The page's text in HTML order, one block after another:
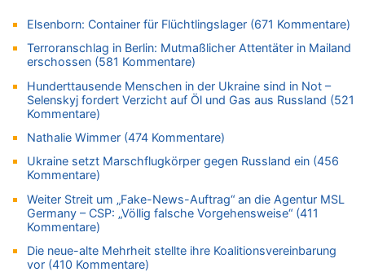
Zweite Hitzewelle in diesem Sommer ist jetzt amtlich
05.08.2026 - 13:10 von Go Pferdchen, lauf Gallop zu
Aachen ab 11. August wieder Mekka des Pferdesports –
05.08.2026 - 12:31 von Der Patriot zu
Es gibt mmer mehr Fälle von Fahrerflucht in Belgien –
Wie kam es zur Ceuta-Krise?
Paris 2024: Genau 40 Jahre nach Edgar Cüpper ist wieder ein
Springreiter Fahnenträger der belgischen Olympia-Mannschaft
05.08.2026 - 11:45 von JoKrings zu
Zweite Hitzewelle in diesem Sommer ist jetzt amtlich
Elsenborn: Container für Flüchtlingslager (671 Kommentare)
Terroranschlag in Berlin: Mutmaßlicher Attentäter in Mailand
erschossen (581 Kommentare)
Hunderttausende Menschen in der Ukraine sind in Not –
Selenskyj fordert Verzicht auf Öl und Gas aus Russland (521
Kommentare)
Nathalie Wimmer (474 Kommentare)
Ukraine setzt Marschflugkörper gegen Russland ein (456
Kommentare)
Weiter Streit um „Fake-News-Auftrag“ an die Agentur MSL
Germany – CSP: „Völlig falsche Vorgehensweise“ (411
Kommentare)
Die neue-alte Mehrheit stellte ihre Koalitionsvereinbarung
vor (410 Kommentare)